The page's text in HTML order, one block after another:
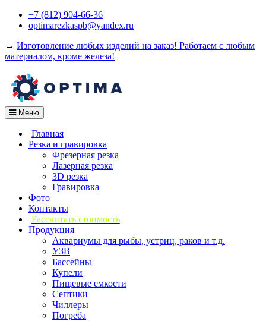
Перейти+7 (812) 904-66-36
optimarezkaspb@yandex.ru
→ Изготовление любых изделий на заказ! Работаем с любым
материалом, кроме железа!
Меню
Главная
Резка и гравировка
Фрезерная резка
Лазерная резка
3D резка
Гравировка
Фото
Контакты
Рассчитать стоимость
Продукция
Аквариумы для рыбы, устриц, раков и т.д.
УЗВ
Бассейны
Купели
Пищевые емкости
Септики
Чиллеры
Погреба